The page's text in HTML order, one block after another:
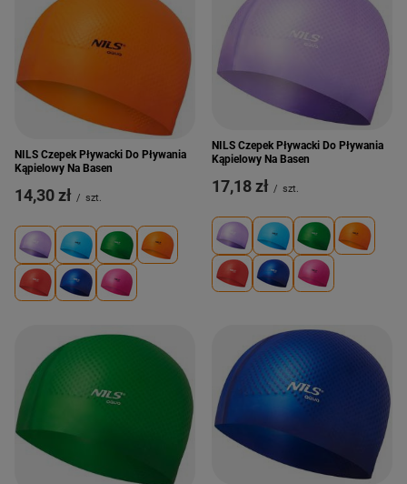
NILS Czepek Pływacki Do Pływania
Kąpielowy Na Basen
14,30 zł / szt.
NILS Czepek Pływacki Do Pływania
Kąpielowy Na Basen
17,18 zł / szt.